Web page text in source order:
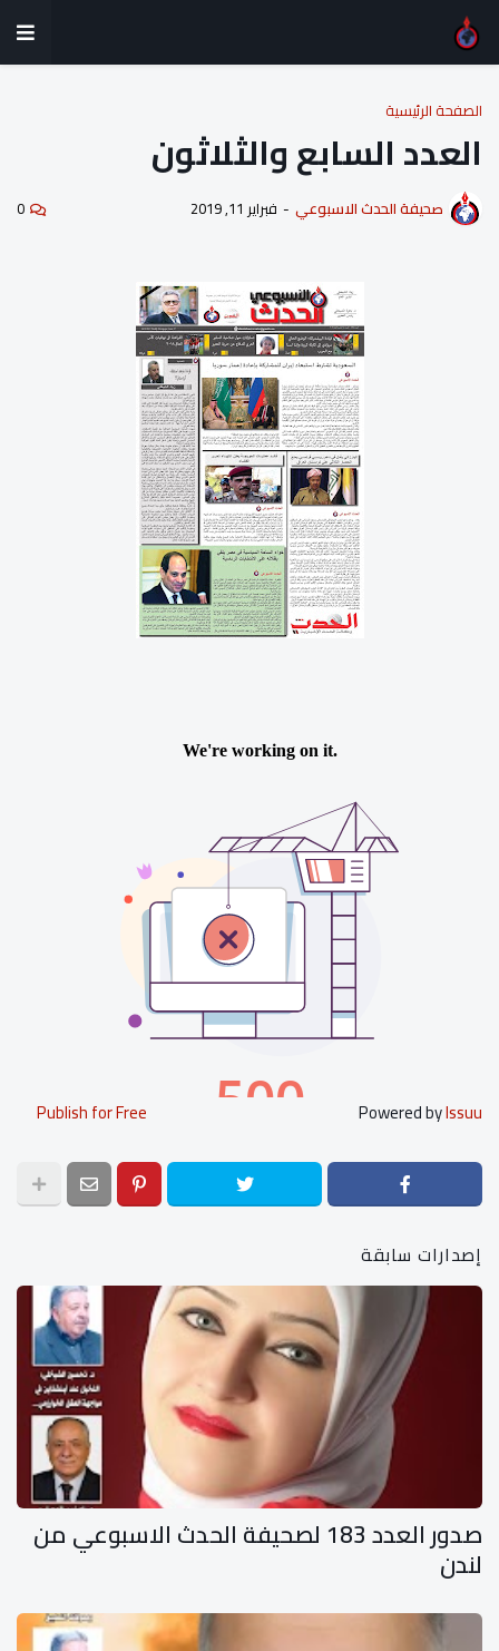
الصفحة الرئيسية
العدد السابع والثلاثون
صحيفة الحدث الاسبوعي - فبراير 11, 2019 0
Powered byIssuu
Publish for Free
إصدارات سابقة
صدور العدد 183 لصحيفة الحدث الاسبوعي من
لندن